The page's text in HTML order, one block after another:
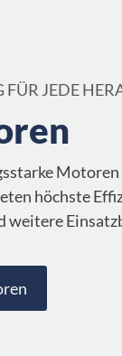
JEDE
höchste